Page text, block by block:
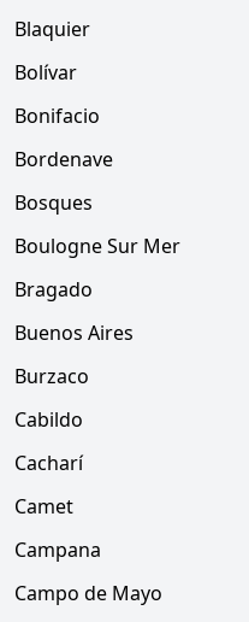
Blaquier
Bolívar
Bonifacio
Bordenave
Bosques
Boulogne Sur Mer
Bragado
Buenos Aires
Burzaco
Cabildo
Cacharí
Camet
Campana
Campo de Mayo